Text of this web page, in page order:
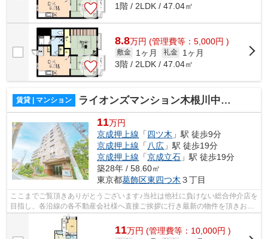
1階 / 2LDK / 47.04㎡
8.8万円 (管理費等：5,000円 )
敷金 1ヶ月 礼金
1ヶ月
3階 / 2LDK / 47.04㎡
賃貸 | マンション ライオンズマンション木根川中央公園
11万円
京成押上線 「四ツ木 」駅 徒歩9分
京成押上線 「 八広 」駅 徒歩19分
京成押上線 「京成立石 」駅 徒歩19分
築28年 / 58.60㎡
東京都葛飾区東四つ木 ３丁目
ここまでご覧頂きありがとうございます♪当社は他社に負けない総合仲介店を
目指し、各沿線の各不動産会社様へ直接ご挨拶に行き最新の物件を頂きお客
様へ提供しております！最新の情報は...
11万円 (管理費等：10,000円 )